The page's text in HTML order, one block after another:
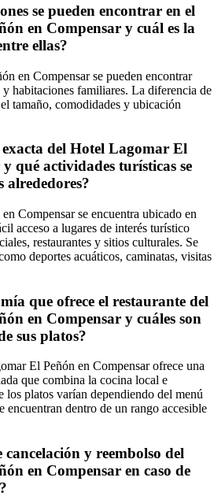
se pueden encontrar en el
en Compensar y cuál es la
ellas?
en Compensar se pueden encontrar
y habitaciones familiares. La diferencia de
tamaño, comodidades y ubicación
del Hotel Lagomar El
qué actividades turísticas se
alrededores?
Compensar se encuentra ubicado en
acceso a lugares de interés turístico
restaurantes y sitios culturales. Se
deportes acuáticos, caminatas, visitas
que ofrece el restaurante del
en Compensar y cuáles son
sus platos?
El Peñón en Compensar ofrece una
que combina la cocina local e
los platos varían dependiendo del menú
encuentran dentro de un rango accesible
y reembolso del
en Compensar en caso de